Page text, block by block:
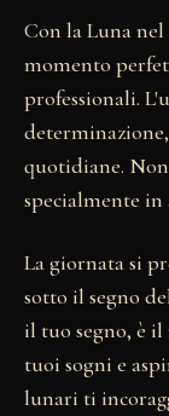
Con la Luna
momento
professionali.
quotidiane.
specialmente
La giornata si
sotto il segno
il tuo segno, è
tuoi sogni e
lunari ti